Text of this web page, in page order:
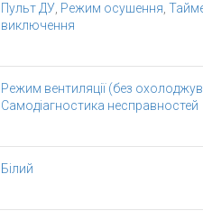
Пульт ДУ Режим осушення
виключення
Режим вентиляції (без
Самодіагностика несправностей
Білий